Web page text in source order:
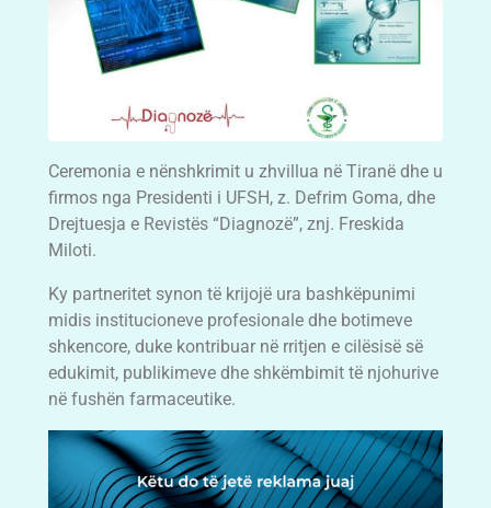
Ceremonia e nënshkrimit u zhvillua në Tiranë dhe u
firmos nga Presidenti i UFSH, z. Defrim Goma, dhe
Drejtuesja e Revistës “Diagnozë”, znj. Freskida
Miloti.
Ky partneritet synon të krijojë ura bashkëpunimi
midis institucioneve profesionale dhe botimeve
shkencore, duke kontribuar në rritjen e cilësisë së
edukimit, publikimeve dhe shkëmbimit të njohurive
në fushën farmaceutike.